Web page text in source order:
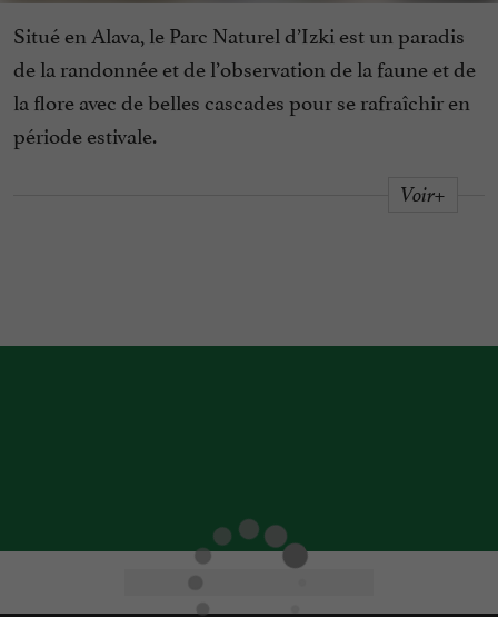
Situé en Alava, le Parc Naturel d’Izki est un paradis
de la randonnée et de l’observation de la faune et de
la flore avec de belles cascades pour se rafraîchir en
période estivale.
Voir+